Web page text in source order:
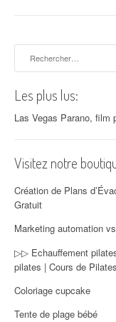
Les plus lus:
Las Vegas Parano, film
Visitez notre
Création de Plans
Gratuit
Marketing automation
▷▷ Echauffement
pilates | Cours de
Coloriage cupcake
Tente de plage bébé